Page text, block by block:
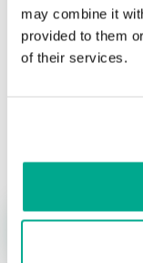
may combine it
provided to them
of their services.